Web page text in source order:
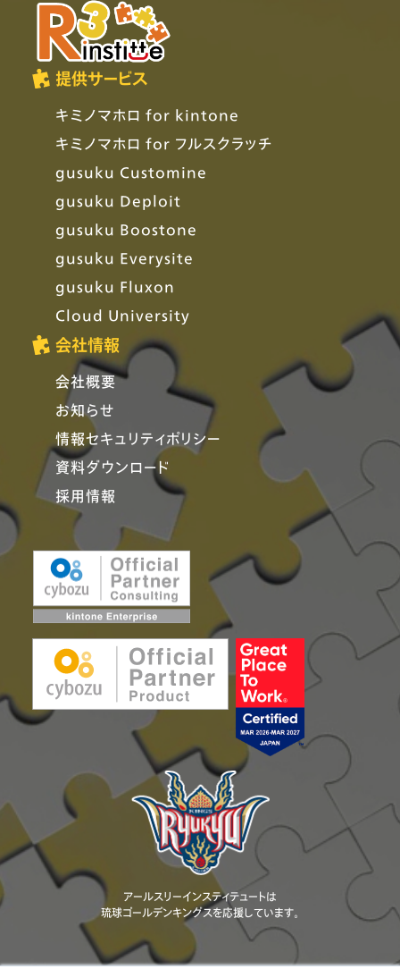
提供サービス
キミノマホロ for kintone
キミノマホロ for フルスクラッチ
gusuku Customine
gusuku Deploit
gusuku Boostone
gusuku Everysite
gusuku Fluxon
Cloud University
会社情報
会社概要
お知らせ
情報セキュリティポリシー
資料ダウンロード
採用情報
アールスリーインスティテュートは
琉球ゴールデンキングスを応援しています。